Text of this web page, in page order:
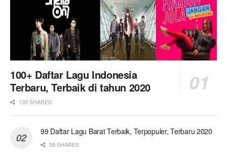
100+ Daftar Lagu Indonesia
Terbaru, Terbaik di tahun 2020
139 SHARES
99 Daftar Lagu Barat Terbaik, Terpopuler, Terbaru 2020
58 SHARES